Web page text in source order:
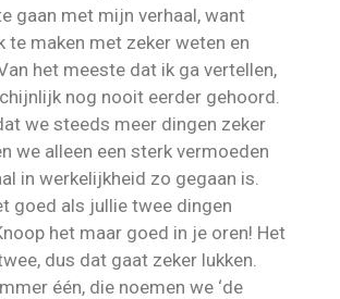
gaan met mijn verhaal, want
te maken met zeker weten en
het meeste dat ik ga vertellen,
nog nooit eerder gehoord.
we steeds meer dingen zeker
we alleen een sterk vermoeden
in werkelijkheid zo gegaan is.
goed als jullie twee dingen
het maar goed in je oren! Het
dus dat gaat zeker lukken.
één, die noemen we ‘de